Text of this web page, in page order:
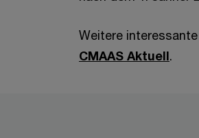
Weitere
CMAAS Aktuell.